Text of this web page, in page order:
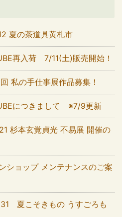
夏の茶道具黄札市
再入荷 7/11(土)販売開始！
私の手仕事展作品募集！
につきまして ※7/9更新
杉本玄覚貞光 不易展 開催の
ショップ メンテナンスのご案
31 夏こそきもの うすごろも